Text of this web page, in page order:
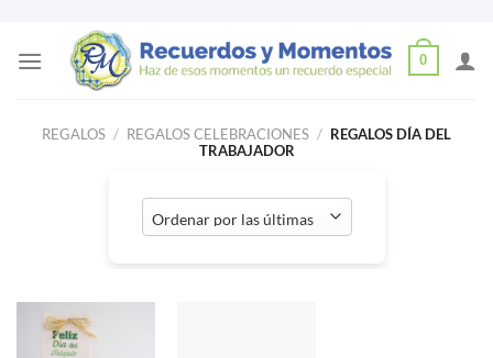
0
REGALOS / REGALOS CELEBRACIONES / REGALOS DÍA DEL
TRABAJADOR